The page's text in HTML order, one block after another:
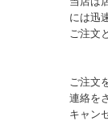
には迅
ご注文
ご注文
連絡を
キャン